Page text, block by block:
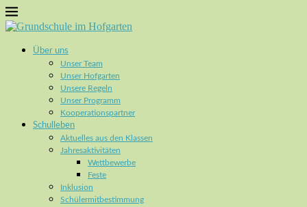
Über uns
Unser Team
Unser Hofgarten
Unsere Regeln
Unser Programm
Kooperationspartner
Schulleben
Aktuelles aus den Klassen
Jahresaktivitäten
Wettbewerbe
Feste
Inklusion
Schülermitbestimmung